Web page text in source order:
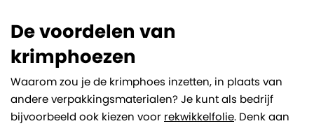
De voordelen van
krimphoezen
Waarom zou je de krimphoes inzetten, in plaats van
andere verpakkingsmaterialen? Je kunt als bedrijf
bijvoorbeeld ook kiezen voor rekwikkelfolie. Denk aan